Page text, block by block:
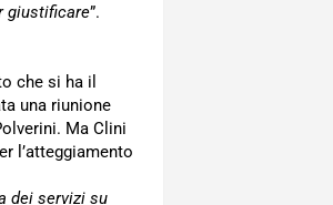
giustificare”.
che si ha il
una riunione
Ma Clini
l’atteggiamento
dei servizi su